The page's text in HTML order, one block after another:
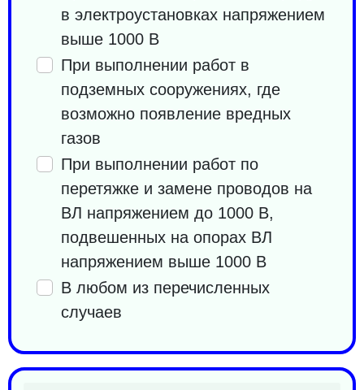
в электроустановках напряжением
выше 1000 В
При выполнении работ в
подземных сооружениях, где
возможно появление вредных
газов
При выполнении работ по
перетяжке и замене проводов на
ВЛ напряжением до 1000 В,
подвешенных на опорах ВЛ
напряжением выше 1000 В
В любом из перечисленных
случаев